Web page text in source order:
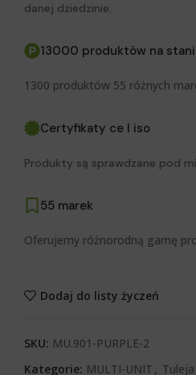
danej dziedzinie.
13000 produktów na
1300 produktów 55 różnych
Certyfikaty ce I iso
Produkty są sprawdzane pod
55 marek
Oferujemy różnorodną gamę
Dodaj do listy życzeń
SKU: MU.901-PURPLE-2
Kategorie: MULTI-UNIT ,